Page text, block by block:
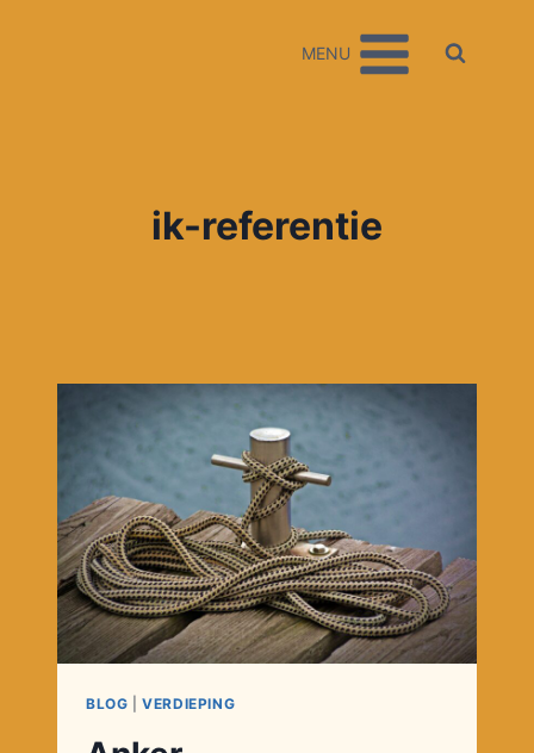
MENU
ik-referentie
BLOG |VERDIEPING